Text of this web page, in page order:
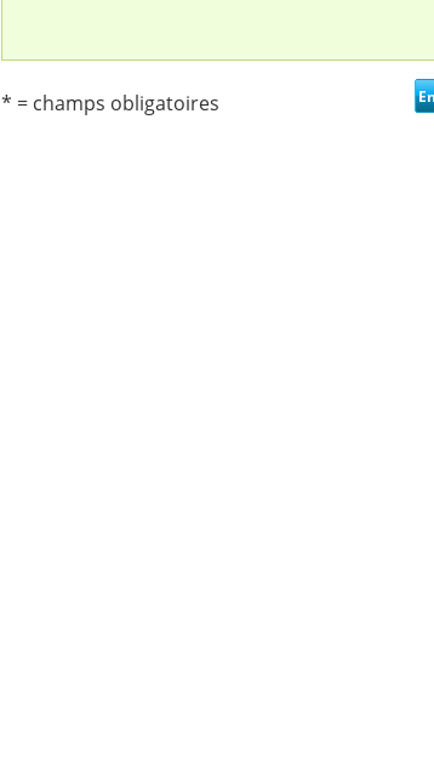
* = champs obligatoires